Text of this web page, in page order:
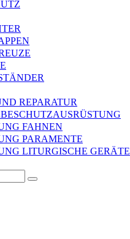
REPARATUR
FAHNEN
PARAMENTE
LITURGISCHE GERÄTE
Senden